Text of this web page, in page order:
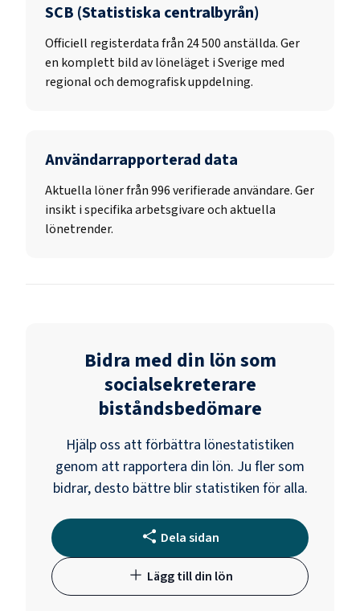
SCB (Statistiska centralbyrån)
Officiell registerdata från 24 500anställda. Ger
en komplett bild av löneläget i Sverige med
regional och demografisk uppdelning.
Användarrapporterad data
Aktuella löner från 996 verifierade användare. Ger
insikt i specifika arbetsgivare och aktuella
lönetrender.
Bidra med din lön som
socialsekreterare
biståndsbedömare
Hjälp oss att förbättra lönestatistiken
genom att rapportera din lön. Ju fler som
bidrar, desto bättre blir statistiken för alla.
Dela sidan
Lägg till din lön